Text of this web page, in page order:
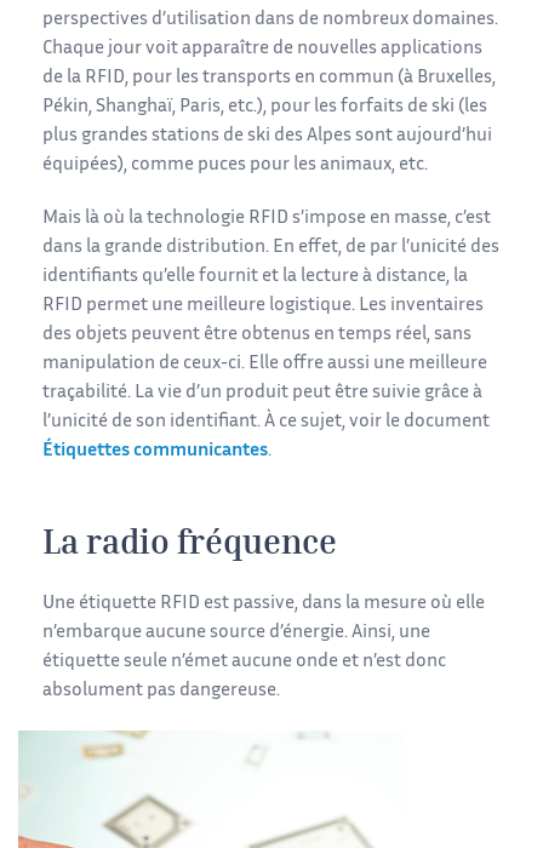
perspectives d’utilisation dans de nombreux domaines.
Chaque jour voit apparaître de nouvelles applications
de la RFID, pour les transports en commun (à Bruxelles,
Pékin, Shanghaï, Paris, etc.), pour les forfaits de ski (les
plus grandes stations de ski des Alpes sont aujourd’hui
équipées), comme puces pour les animaux, etc.
Mais là où la technologie RFID s’impose en masse, c’est
dans la grande distribution. En effet, de par l’unicité des
identifiants qu’elle fournit et la lecture à distance, la
RFID permet une meilleure logistique. Les inventaires
des objets peuvent être obtenus en temps réel, sans
manipulation de ceux-ci. Elle offre aussi une meilleure
traçabilité. La vie d’un produit peut être suivie grâce à
l’unicité de son identifiant. À ce sujet, voir le document
Étiquettes communicantes.
La radio fréquence
Une étiquette RFID est passive, dans la mesure où elle
n’embarque aucune source d’énergie. Ainsi, une
étiquette seule n’émet aucune onde et n’est donc
absolument pas dangereuse.